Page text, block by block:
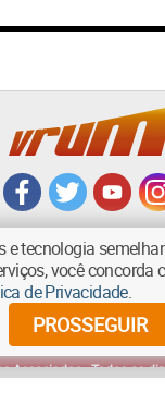
VOLTAR AO TOPO
Associados - Todos os
e tecnologia
você concorda
de Privacidade.
PROSSEGUIR